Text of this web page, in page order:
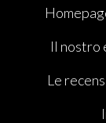
Il nostro
Le